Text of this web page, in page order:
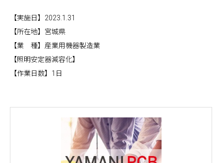
【実施日】2023.1.31
【所在地】宮城県
【業 種】産業用機器製造業
【照明安定器減容化】
【作業日数】1日